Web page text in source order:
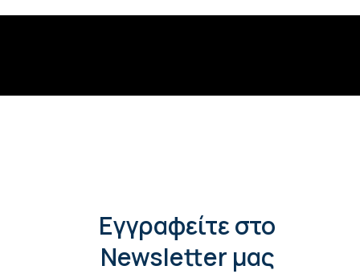
Εγγραφείτε στο
Newsletter μας